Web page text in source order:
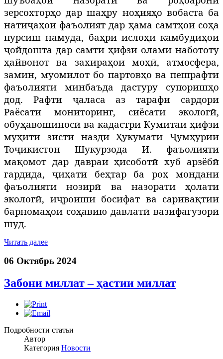
зерсохторҳо дар шаҳру ноҳияҳо вобаста ба
натиҷаҳои фаъолият дар ҳама самтҳои соҳа
пурсиш намуда, баҳри ислоҳи камбудиҳои
ҷойдошта дар самти ҳифзи олами набототу
ҳайвонот ва захираҳои моҳӣ, атмосфера,
замин, муомилот бо партовҳо ва пешрафти
фаъолияти минбаъда дастуру супоришҳо
дод. Рафти ҷаласа аз тарафи сардори
Раёсати мониторинг, сиёсати экологӣ,
обуҳавошиносӣ ва кадастри Кумитаи ҳифзи
муҳити зисти назди Ҳукумати Ҷумҳурии
Тоҷикистон Шукурзода И. фаъолияти
мақомот дар давраи ҳисоботӣ хуб арзёбӣ
гардида, ҷиҳати беҳтар ба роҳ мондани
фаъолияти нозирӣ ва назорати ҳолати
экологӣ, иҷроиши босифат ва саривақтии
барномаҳои соҳавию давлатӣ вазифагузорӣ
шуд.
Читать далее
06 Октябрь 2024
Забони миллат – ҳастии миллат
Подробности статьи
Автор
Категория Новости